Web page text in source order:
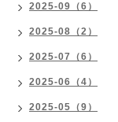
2025-09（6）
2025-08（2）
2025-07（6）
2025-06（4）
2025-05（9）